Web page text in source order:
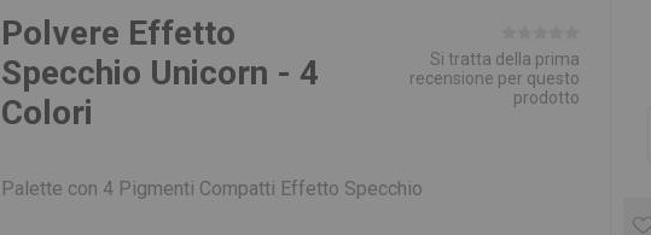
Polvere Effetto
Specchio Unicorn - 4
Colori
Si tratta della prima
recensione per questo
prodotto
Palette con 4 Pigmenti Compatti Effetto Specchio